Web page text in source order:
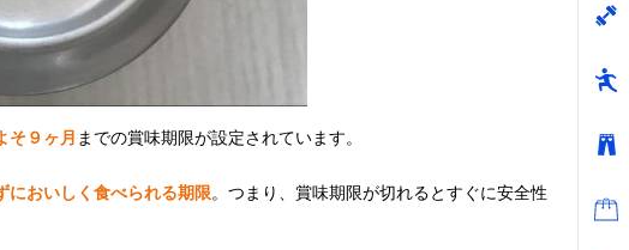
そ９ヶ月 までの賞味期限が設定されています。
においしく食べられる期限。つまり、賞味期限が切れるとすぐに安全性